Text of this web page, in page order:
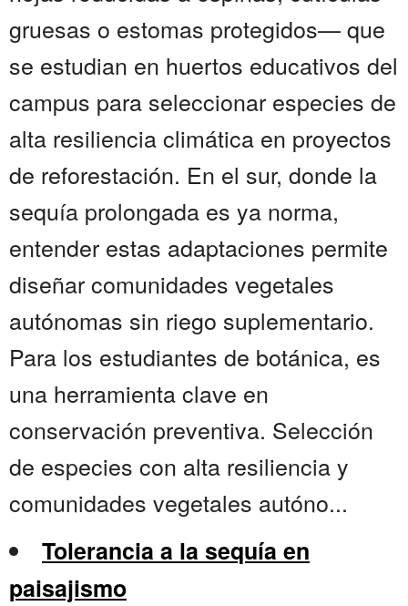
gruesas o estomas protegidos— que
se estudian en huertos educativos del
campus para seleccionar especies de
alta resiliencia climática en proyectos
de reforestación. En el sur, donde la
sequía prolongada es ya norma,
entender estas adaptaciones permite
diseñar comunidades vegetales
autónomas sin riego suplementario.
Para los estudiantes de botánica, es
una herramienta clave en
conservación preventiva. Selección
de especies con alta resiliencia y
comunidades vegetales autóno...
Tolerancia a la sequía en
paisajismo